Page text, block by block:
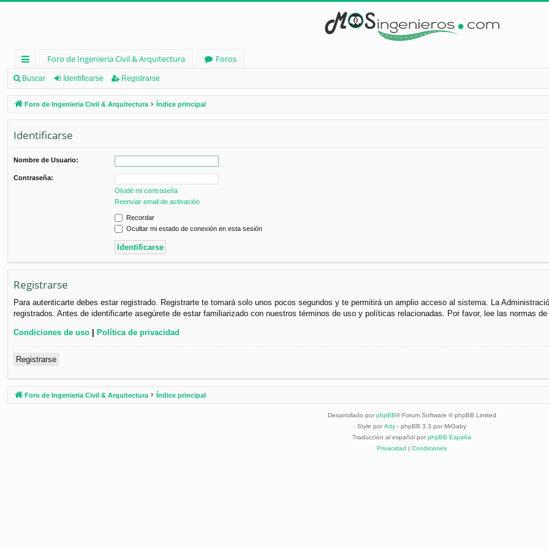
nl
ac
es
rá
Foro de Ingenieria Civil & Arquitectura
Foros
Buscar Identificarse Registrarse
Foro de Ingenieria Civil & Arquitectura Índice principal
Identificarse
Nombre de Usuario:
Contraseña:
Olvidé mi contraseña
Reenviar email de activación
Recordar
Ocultar mi estado de conexión en esta sesión
Registrarse
Para autenticarte debes estar registrado. Registrarte te tomará solo unos pocos segundos y te permitirá un amplio acceso al sistema. La
registrados. Antes de identificarte asegúrete de estar familiarizado con nuestros términos de uso y políticas relacionadas. Por favor, lee las normas
Condiciones de uso | Política de privacidad
Registrarse
Foro de Ingenieria Civil & Arquitectura Índice principal
Desarrollado por phpBB® Forum Software © phpBB Limited
Style por Arty - phpBB 3.3 por MrGaby
Traducción al español por phpBB España
Privacidad | Condiciones